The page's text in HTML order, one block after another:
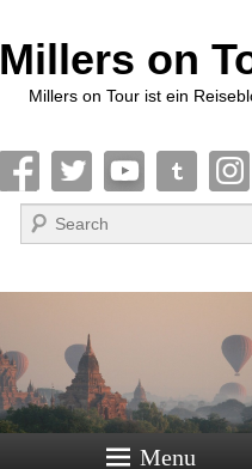
Millers on
Millers on Tour ist ein
Suche
Menu